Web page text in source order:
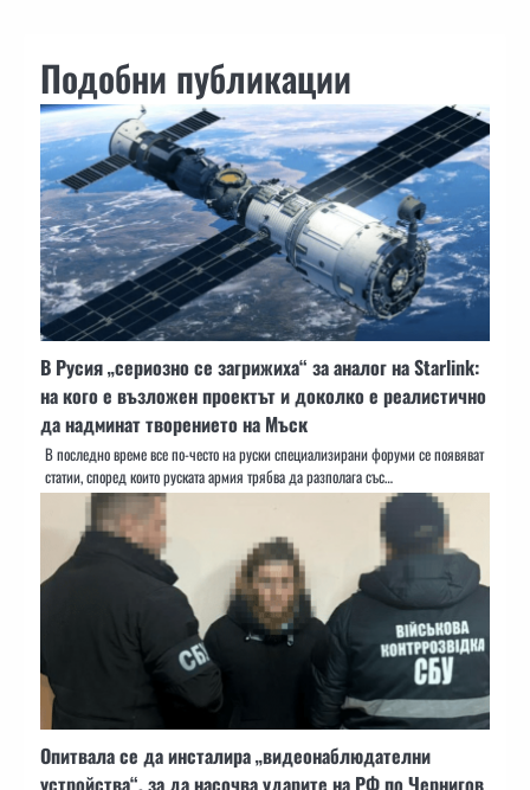
Подобни публикации
В Русия „сериозно се загрижиха“ за аналог на Starlink:
на кого е възложен проектът и доколко е реалистично
да надминат творението на Мъск
В последно време все по-често на руски специализирани форуми се появяват
статии, според които руската армия трябва да разполага със…
Опитвала се да инсталира „видеонаблюдателни
устройства“, за да насочва ударите на РФ по Чернигов